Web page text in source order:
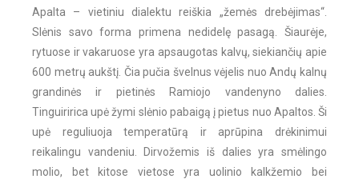
Apalta – vietiniu dialektu reiškia „žemės drebėjimas“.
Slėnis savo forma primena nedidelę pasagą. Šiaurėje,
rytuose ir vakaruose yra apsaugotas kalvų, siekiančių apie
600 metrų aukštį. Čia pučia švelnus vėjelis nuo Andų kalnų
grandinės ir pietinės Ramiojo vandenyno dalies.
Tinguiririca upė žymi slėnio pabaigą į pietus nuo Apaltos. Ši
upė reguliuoja temperatūrą ir aprūpina drėkinimui
reikalingu vandeniu. Dirvožemis iš dalies yra smėlingo
molio, bet kitose vietose yra uolinio kalkžemio bei